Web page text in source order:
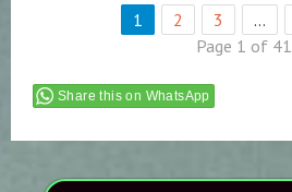
1 2 3 …
Page 1 of 41
Share this on WhatsApp